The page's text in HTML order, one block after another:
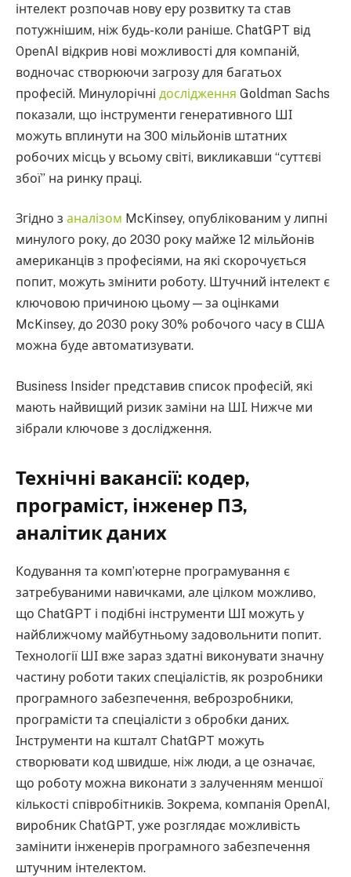
інтелект розпочав нову еру розвитку та став
потужнішим, ніж будь-коли раніше. ChatGPT від
OpenAI відкрив нові можливості для компаній,
водночас створюючи загрозу для багатьох
професій. Минулорічні дослідження Goldman Sachs
показали, що інструменти генеративного ШІ
можуть вплинути на 300 мільйонів штатних
робочих місць у всьому світі, викликавши “суттєві
збої” на ринку праці.
Згідно з аналізом McKinsey, опублікованим у липні
минулого року, до 2030 року майже 12 мільйонів
американців з професіями, на які скорочується
попит, можуть змінити роботу. Штучний інтелект є
ключовою причиною цьому — за оцінками
McKinsey, до 2030 року 30% робочого часу в США
можна буде автоматизувати.
Business Insider представив список професій, які
мають найвищий ризик заміни на ШІ. Нижче ми
зібрали ключове з дослідження.
Технічні вакансії: кодер,
програміст, інженер ПЗ,
аналітик даних
Кодування та комп’ютерне програмування є
затребуваними навичками, але цілком можливо,
що ChatGPT і подібні інструменти ШІ можуть у
найближчому майбутньому задовольнити попит.
Технології ШІ вже зараз здатні виконувати значну
частину роботи таких спеціалістів, як розробники
програмного забезпечення, веброзробники,
програмісти та спеціалісти з обробки даних.
Інструменти на кшталт ChatGPT можуть
створювати код швидше, ніж люди, а це означає,
що роботу можна виконати з залученням меншої
кількості співробітників. Зокрема, компанія OpenAI,
виробник ChatGPT, уже розглядає можливість
замінити інженерів програмного забезпечення
штучним інтелектом.